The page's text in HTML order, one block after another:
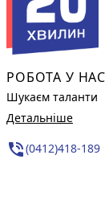
РОБОТА У НАС
Шукаєм таланти
Детальніше
phone_in_talk(0412)418-189